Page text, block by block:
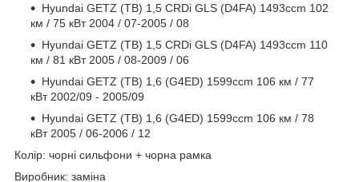
Hyundai GETZ (TB) 1,5 CRDi GLS (D4FA) 1493ccm 102
км / 75 кВт 2004 / 07-2005 / 08
Hyundai GETZ (TB) 1,5 CRDi GLS (D4FA) 1493ccm 110
км / 81 кВт 2005 / 08-2009 / 06
Hyundai GETZ (TB) 1,6 (G4ED) 1599ccm 106 км / 77
кВт 2002/09 - 2005/09
Hyundai GETZ (TB) 1,6 (G4ED) 1599ccm 106 км / 78
кВт 2005 / 06-2006 / 12
Колір: чорні сильфони + чорна рамка
Виробник: заміна